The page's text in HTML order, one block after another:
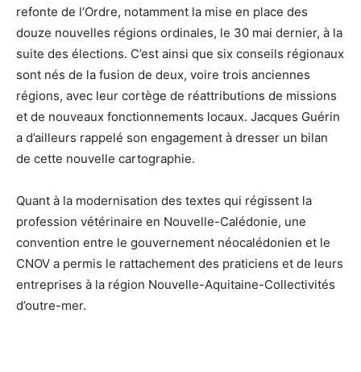
refonte de l’Ordre, notamment la mise en place des
douze nouvelles régions ordinales, le 30 mai dernier, à la
suite des élections. C’est ainsi que six conseils régionaux
sont nés de la fusion de deux, voire trois anciennes
régions, avec leur cortège de réattributions de missions
et de nouveaux fonctionnements locaux. Jacques Guérin
a d’ailleurs rappelé son engagement à dresser un bilan
de cette nouvelle cartographie.
Quant à la modernisation des textes qui régissent la
profession vétérinaire en Nouvelle-Calédonie, une
convention entre le gouvernement néocalédonien et le
CNOV a permis le rattachement des praticiens et de leurs
entreprises à la région Nouvelle-Aquitaine-Collectivités
d’outre-mer.